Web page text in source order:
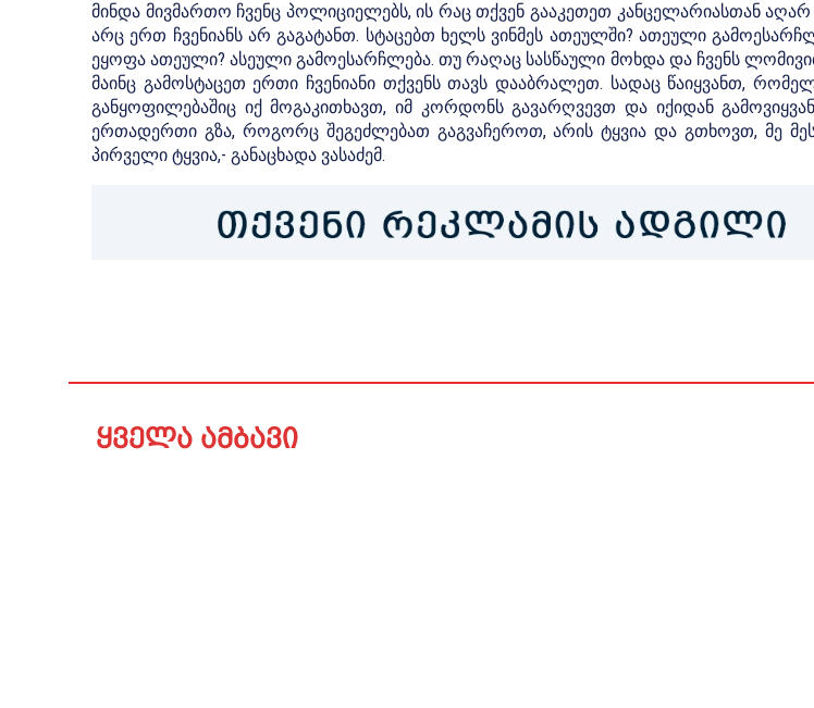
მინდა მივმართო ჩვენც პოლიციელებს, ის რაც თქვენ გააკეთეთ კანცელარიასთან აღარ
არც ერთ ჩვენიანს არ გაგატანთ. სტაცებთ ხელს ვინმეს ათეულში? ათეული
ეყოფა ათეული? ასეული გამოესარჩლება. თუ რაღაც სასწაული მოხდა და ჩვენს
მაინც გამოსტაცეთ ერთი ჩვენიანი თქვენს თავს დააბრალეთ. სადაც წაიყვანთ,
განყოფილებაშიც იქ მოგაკითხავთ, იმ კორდონს გავარღვევთ და იქიდან
ერთადერთი გზა, როგორც შეგეძლებათ გაგვაჩეროთ, არის ტყვია და გთხოვთ, მე
პირველი ტყვია,- განაცხადა ვასაძემ.
ყველა ამბავი